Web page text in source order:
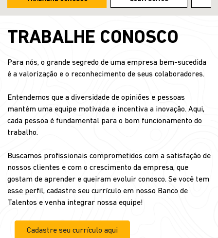
TRABALHE CONOSCO
Para nós, o grande segredo de uma empresa bem-sucedida
é a valorização e o reconhecimento de seus colaboradores.
Entendemos que a diversidade de opiniões e pessoas
mantém uma equipe motivada e incentiva a inovação. Aqui,
cada pessoa é fundamental para o bom funcionamento do
trabalho.
Buscamos profissionais comprometidos com a satisfação de
nossos clientes e com o crescimento da empresa, que
gostam de aprender e queiram evoluir conosco. Se você tem
esse perfil, cadastre seu currículo em nosso Banco de
Talentos e venha integrar nossa equipe!
Cadastre seu currículo aqui